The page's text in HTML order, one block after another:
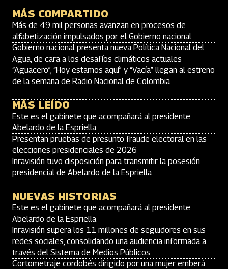
MÁS COMPARTIDO
Más de 49 mil personas avanzan en procesos de
alfabetización impulsados por el Gobierno nacional
Gobierno nacional presenta nueva Política Nacional del
Agua, de cara a los desafíos climáticos actuales
“Aguacero”, “Hoy estamos aquí” y “Vacía” llegan al estreno
de la semana de Radio Nacional de Colombia
MÁS LEÍDO
Este es el gabinete que acompañará al presidente
Abelardo de la Espriella
Presentan pruebas de presunto fraude electoral en las
elecciones presidenciales de 2026
Inravisión tuvo disposición para transmitir la posesión
presidencial de Abelardo de la Espriella
NUEVAS HISTORIAS
Este es el gabinete que acompañará al presidente
Abelardo de la Espriella
Inravisión supera los 11 millones de seguidores en sus
redes sociales, consolidando una audiencia informada a
través del Sistema de Medios Públicos
Cortometraje cordobés dirigido por una mujer emberá